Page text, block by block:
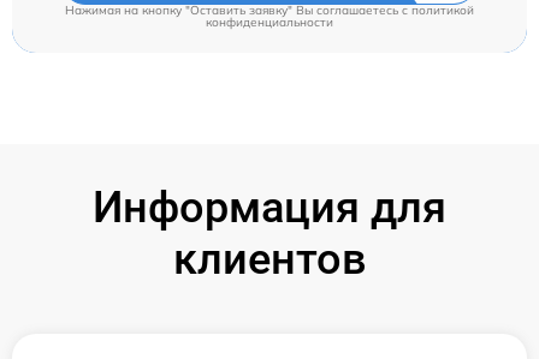
Нажимая на кнопку "Оставить заявку" Вы соглашаетесь cполитикой
конфиденциальности
Информация для
клиентов